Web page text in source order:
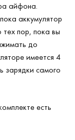
айфона.
аккумулятор
пор, пока вы
до
имеется 4
зарядки самого
есть